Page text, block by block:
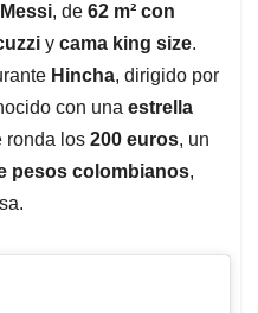
, de 62 m² con
y cama king size.
Hincha, dirigido por
con una estrella
ronda los 200 euros, un
pesos colombianos,